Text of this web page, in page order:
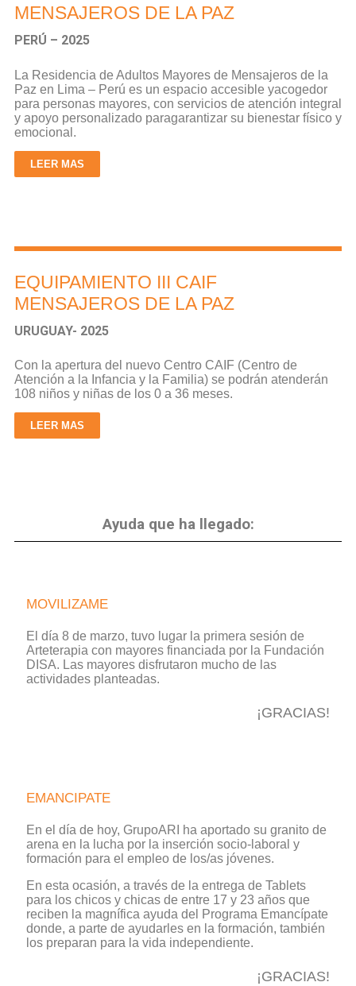
MENSAJEROS DE LA PAZ
PERÚ – 2025
La Residencia de Adu tos Mayores de Mensajeros de a
Paz en Lima – Perú es un espacio accesib e yacogedor
para personas mayores, con servicios de atención integra
y apoyo persona lizado paragarantizar su bienestar físico y
emociona l.
LEER MAS
EQUIPAMIENTO III CAIF
MENSAJEROS DE LA PAZ
URUGUAY- 2025
Con la apertura del nuevo Centro CAIF (Centro de
Atención a la Infancia y la Familia) se podrán atenderán
108 niños y niñas de los 0 a 36 meses.
LEER MAS
Ayuda que ha llegado:
MOVILIZAME
El día 8 de marzo, tuvo lugar la primera sesión de
Arteterapia con mayores financiada por la Fundación
DISA. Las mayores disfrutaron mucho de las
actividades planteadas.
¡GRACIAS!
EMANCIPATE
En el día de hoy, GrupoARI ha aportado su granito de
arena en la lucha por la inserción socio-laboral y
formación para el empleo de los/as jóvenes.
En esta ocasión, a través de la entrega de Tablets
para los chicos y chicas de entre 17 y 23 años que
reciben la magnífica ayuda del Programa Emancípate
donde, a parte de ayudarles en la formación, también
los preparan para la vida independiente.
¡GRACIAS!